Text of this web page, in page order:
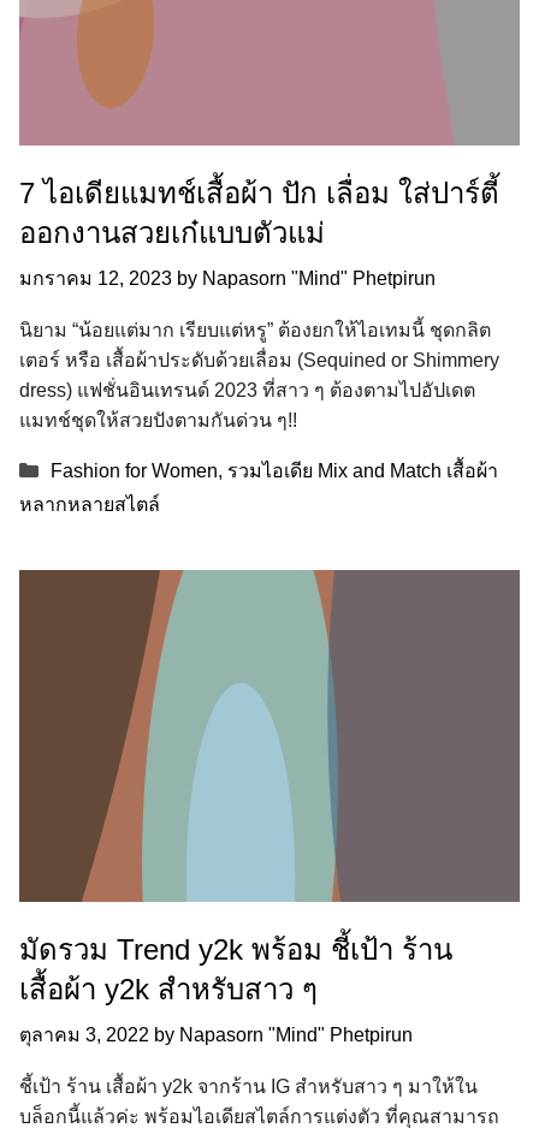
7 ไอเดียแมทช์เสื้อผ้า ปัก เลื่อม ใส่ปาร์ตี้
ออกงานสวยเก๋แบบตัวแม่
มกราคม 12, 2023 by Napasorn "Mind" Phetpirun
นิยาม “น้อยแต่มาก เรียบแต่หรู” ต้องยกให้ไอเทมนี้ ชุดกลิต
เตอร์ หรือ เสื้อผ้าประดับด้วยเลื่อม (Sequined or Shimmery
dress) แฟชั่นอินเทรนด์ 2023 ที่สาว ๆ ต้องตามไปอัปเดต
แมทช์ชุดให้สวยปังตามกันด่วน ๆ!!
Categories
Fashion for Women, รวมไอเดีย Mix and Match เสื้อผ้า
หลากหลายสไตล์
มัดรวม Trend y2k พร้อม ชี้เป้า ร้าน
เสื้อผ้า y2k สำหรับสาว ๆ
ตุลาคม 3, 2022 by Napasorn "Mind" Phetpirun
ชี้เป้า ร้าน เสื้อผ้า y2k จากร้าน IG สำหรับสาว ๆ มาให้ใน
บล็อกนี้แล้วค่ะ พร้อมไอเดียสไตล์การแต่งตัว ที่คุณสามารถ